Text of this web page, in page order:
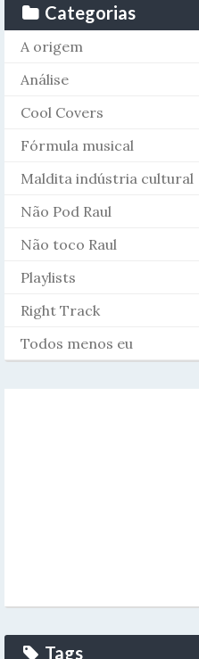
Categorias
A origem
Análise
Cool Covers
Fórmula musical
Maldita indústria cultural
Não Pod Raul
Não toco Raul
Playlists
Right Track
Todos menos eu
Tags